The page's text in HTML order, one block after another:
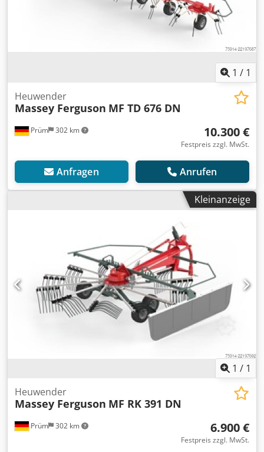
1 / 1
Prüm 302 km
Heuwender
Massey Ferguson MF TD 676 DN
10.300 €
Festpreis zzgl. MwSt.
Anfragen Anrufen
Kleinanzeige
1 / 1
Prüm 302 km
Heuwender
Massey Ferguson MF RK 391 DN
6.900 €
Festpreis zzgl. MwSt.